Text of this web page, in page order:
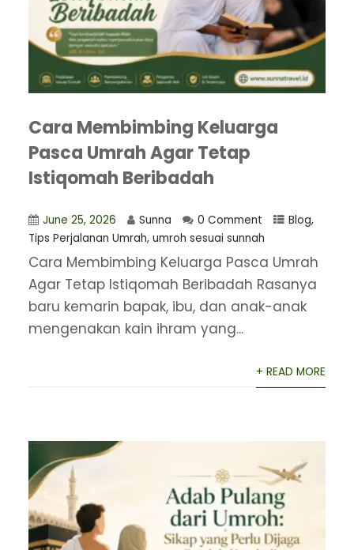
Cara Membimbing Keluarga
Pasca Umrah Agar Tetap
Istiqomah Beribadah
June 25, 2026 Sunna 0 Comment Blog,
Tips Perjalanan Umrah, umroh sesuai sunnah
Cara Membimbing Keluarga Pasca Umrah
Agar Tetap Istiqomah Beribadah Rasanya
baru kemarin bapak, ibu, dan anak-anak
mengenakan kain ihram yang...
+ READ MORE